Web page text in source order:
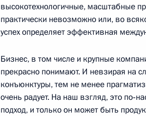
модели рынка тепловой энергии
10 октября 2014 года, 18:30
XI Форум межрегионального
30 сентября 2014 года, 16:00
высокотехнологичные, масштабные
практически невозможно или, во
успех определяет эффективная
Бизнес, в том числе и крупные
прекрасно понимают. И невзирая на
конъюнктуры, тем не менее
очень радует. На наш взгляд, это
подход, и только он может быть